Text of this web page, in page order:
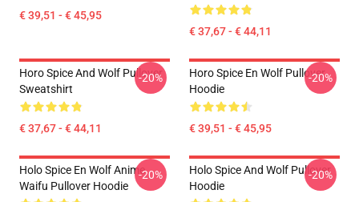
€ 39,51 - € 45,95
€ 37,67 - € 44,11
Horo Spice And Wolf Pullover
Sweatshirt
€ 37,67 - € 44,11
-20%
Horo Spice En Wolf Pullover
Hoodie
€ 39,51 - € 45,95
-20%
Holo Spice En Wolf Anime
Waifu Pullover Hoodie
-20%
Holo Spice And Wolf Pullover
Hoodie
-20%